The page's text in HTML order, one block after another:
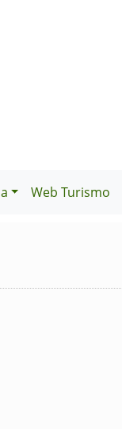
Web Turismo